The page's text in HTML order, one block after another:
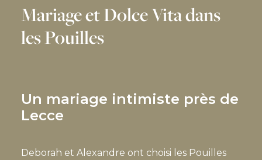
Mariage et Dolce Vita dans
les Pouilles
Un mariage intimiste près de
Lecce
Deborah et Alexandre ont choisi les Pouilles